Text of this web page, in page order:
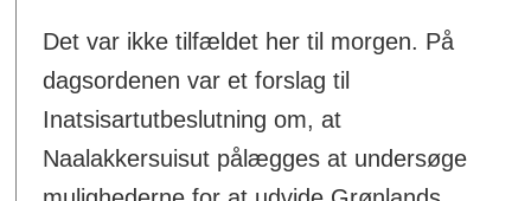
Det var ikke tilfældet her til morgen. På
dagsordenen var et forslag til
Inatsisartutbeslutning om, at
Naalakkersuisut pålægges at undersøge